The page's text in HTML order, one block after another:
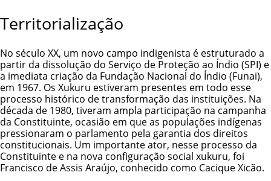
Territorialização
No século XX, um novo campo indigenista é estruturado a
partir da dissolução do Serviço de Proteção ao Índio (SPI) e
a imediata criação da Fundação Nacional do Índio (Funai),
em 1967. Os Xukuru estiveram presentes em todo esse
processo histórico de transformação das instituições. Na
década de 1980, tiveram ampla participação na campanha
da Constituinte, ocasião em que as populações indígenas
pressionaram o parlamento pela garantia dos direitos
constitucionais. Um importante ator, nesse processo da
Constituinte e na nova configuração social xukuru, foi
Francisco de Assis Araújo, conhecido como Cacique Xicão.